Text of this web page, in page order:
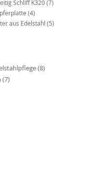
Schliff K320 (7)
(4)
aus Edelstahl (5)
(8)
(7)